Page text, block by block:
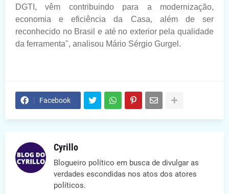
DGTI, vêm contribuindo para a modernização,
economia e eficiência da Casa, além de ser
reconhecido no Brasil e até no exterior pela qualidade
da ferramenta", analisou Mário Sérgio Gurgel.
Facebook
Cyrillo
Blogueiro político em busca de divulgar as
verdades escondidas nos atos dos atores
políticos.